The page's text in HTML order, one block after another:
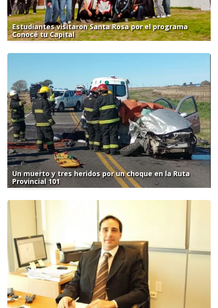
Estudiantes visitaron Santa Rosa por el programa
Conocé tu Capital
Un muerto y tres heridos por un choque en la Ruta
Provincial 101